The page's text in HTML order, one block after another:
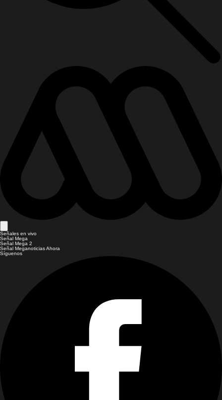
Señales en vivo
Señal Mega
Señal Mega 2
Señal Meganoticias Ahora
Síguenos